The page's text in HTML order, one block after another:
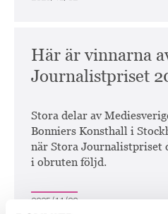
Här är vinnarna
Journalistpriset
Stora delar av
Bonniers Konsthall i
när Stora Journalistpriset
i obruten följd.
2025/11/20